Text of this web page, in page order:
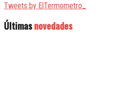
Tweets by ElTermometro_
Últimasnovedades